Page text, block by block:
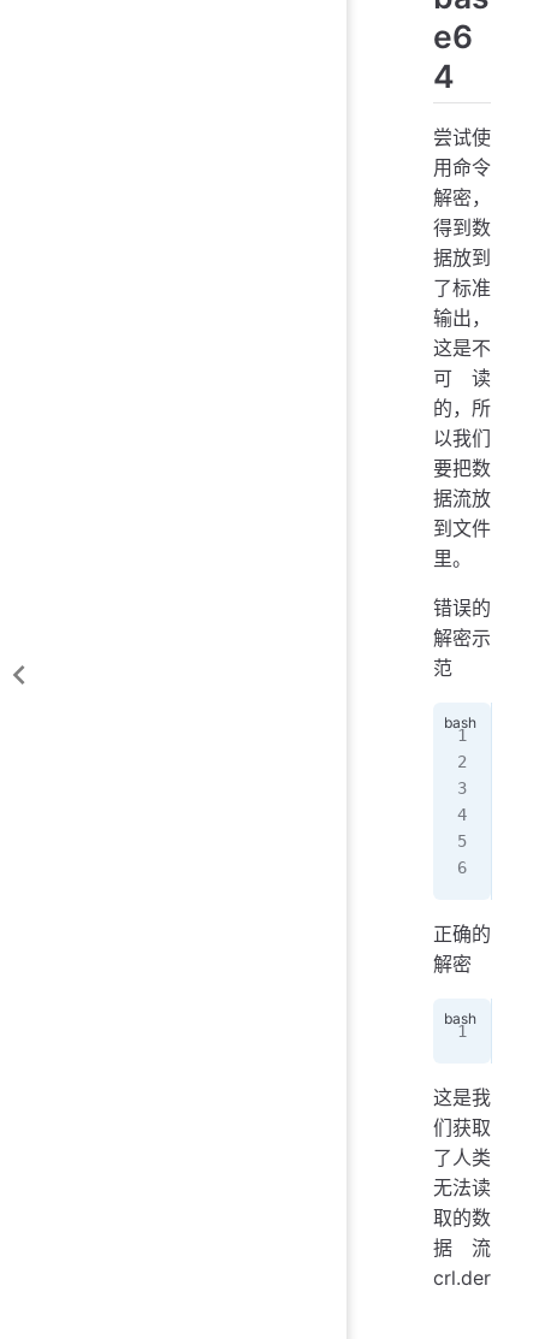
e6
4
尝试使
用命令
解密，
得到数
据放到
了标准
输出，
这是不
可读
的，所
以我们
要把数
据流放
到文件
里。
错误的
解密示
范
正确的
解密
这是我
们获取
了人类
无法读
取的数
据流
crl.der